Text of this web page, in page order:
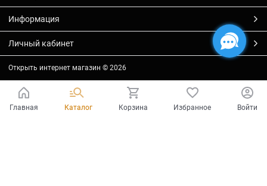
Информация
Личный кабинет
Открыть интернет магазин © 2026
Главная Каталог Корзина Избранное Войти